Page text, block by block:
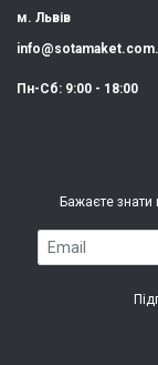
Якість:
Гарантія:
м. Львів
Пн-Сб: 9:00 - 18:00
Бажаєте знати
Email